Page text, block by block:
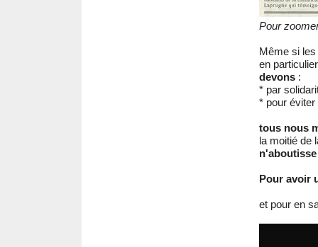
Pour
Même si
en
devons :
* par
* pour
tous nous
la moitié de
Pour avoir
et pour en